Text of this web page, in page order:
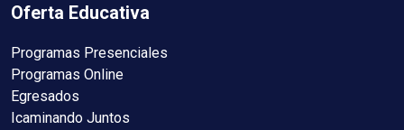
Oferta Educativa
Programas Presenciales
Programas Online
Egresados
Icaminando Juntos